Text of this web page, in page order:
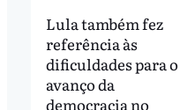
Lula também fez
referência às
dificuldades para o
avanço da
democracia no